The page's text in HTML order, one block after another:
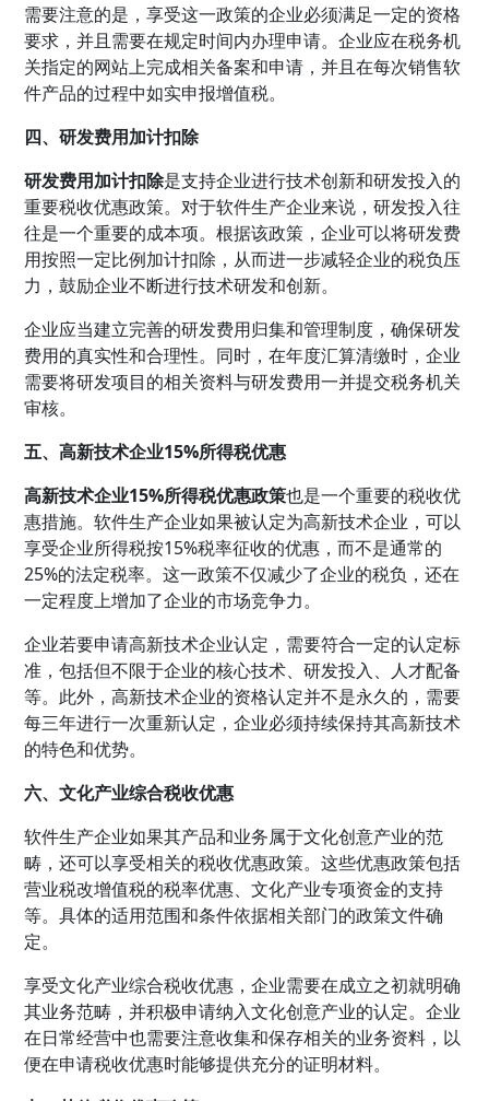
需要注意的是，享受这一政策的企业必须满足一定的资格
要求，并且需要在规定时间内办理申请。企业应在税务机
关指定的网站上完成相关备案和申请，并且在每次销售软
件产品的过程中如实申报增值税。
四、研发费用加计扣除
研发费用加计扣除是支持企业进行技术创新和研发投入的
重要税收优惠政策。对于软件生产企业来说，研发投入往
往是一个重要的成本项。根据该政策，企业可以将研发费
用按照一定比例加计扣除，从而进一步减轻企业的税负压
力，鼓励企业不断进行技术研发和创新。
企业应当建立完善的研发费用归集和管理制度，确保研发
费用的真实性和合理性。同时，在年度汇算清缴时，企业
需要将研发项目的相关资料与研发费用一并提交税务机关
审核。
五、高新技术企业15%所得税优惠
高新技术企业15%所得税优惠政策也是一个重要的税收优
惠措施。软件生产企业如果被认定为高新技术企业，可以
享受企业所得税按15%税率征收的优惠，而不是通常的
25%的法定税率。这一政策不仅减少了企业的税负，还在
一定程度上增加了企业的市场竞争力。
企业若要申请高新技术企业认定，需要符合一定的认定标
准，包括但不限于企业的核心技术、研发投入、人才配备
等。此外，高新技术企业的资格认定并不是永久的，需要
每三年进行一次重新认定，企业必须持续保持其高新技术
的特色和优势。
六、文化产业综合税收优惠
软件生产企业如果其产品和业务属于文化创意产业的范
畴，还可以享受相关的税收优惠政策。这些优惠政策包括
营业税改增值税的税率优惠、文化产业专项资金的支持
等。具体的适用范围和条件依据相关部门的政策文件确
定。
享受文化产业综合税收优惠，企业需要在成立之初就明确
其业务范畴，并积极申请纳入文化创意产业的认定。企业
在日常经营中也需要注意收集和保存相关的业务资料，以
便在申请税收优惠时能够提供充分的证明材料。